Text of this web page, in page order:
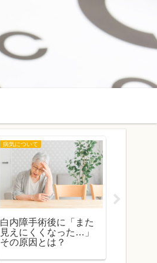
病気について
白内障手術後に「また
見えにくくなった…」
その原因とは？